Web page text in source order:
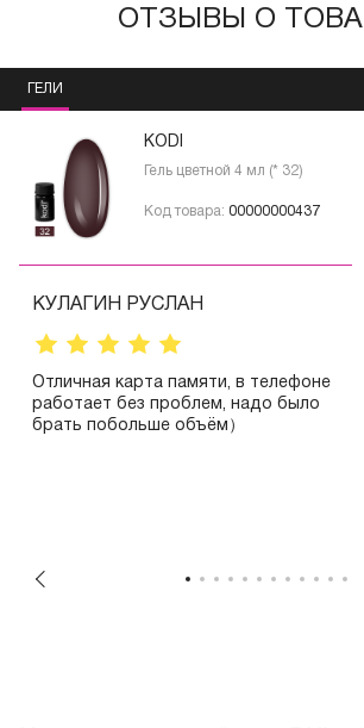
ОТЗЫВЫ О
ГЕЛИ
KODI
Гель цветной 4 мл (* 32)
Код товара: 00000000437
КУЛАГИН РУСЛАН
Отличная карта памяти, в телефоне
работает без проблем, надо было
брать побольше объём）